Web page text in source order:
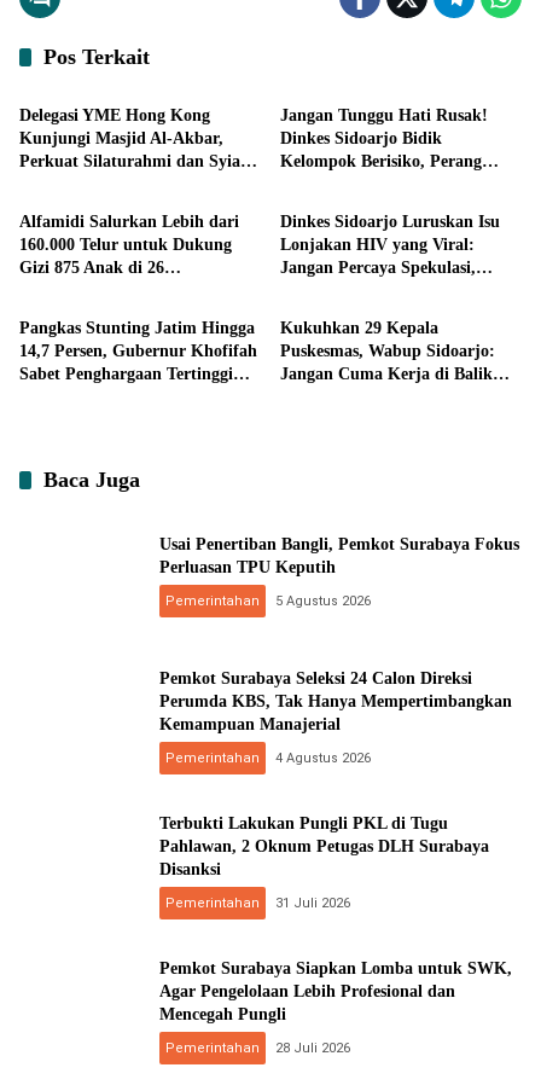
Pos Terkait
Headline
Delegasi YME Hong Kong
Kunjungi Masjid Al-Akbar,
Perkuat Silaturahmi dan Syiar
Jangan Tunggu Hati Rusak!
Dinkes Sidoarjo Bidik
Kelompok Berisiko, Perang
Ekonomi
Alfamidi Salurkan Lebih dari
160.000 Telur untuk Dukung
Gizi 875 Anak di 26
Headline
Dinkes Sidoarjo Luruskan Isu
Lonjakan HIV yang Viral:
Jangan Percaya Spekulasi,
Headline
Pangkas Stunting Jatim Hingga
14,7 Persen, Gubernur Khofifah
Sabet Penghargaan Tertinggi
Headline
Kukuhkan 29 Kepala
Puskesmas, Wabup Sidoarjo:
Jangan Cuma Kerja di Balik
Baca Juga
Usai Penertiban Bangli, Pemkot Surabaya Fokus
Perluasan TPU Keputih
Pemerintahan 5 Agustus 2026
Pemkot Surabaya Seleksi 24 Calon Direksi
Perumda KBS, Tak Hanya Mempertimbangkan
Kemampuan Manajerial
Pemerintahan 4 Agustus 2026
Terbukti Lakukan Pungli PKL di Tugu
Pahlawan, 2 Oknum Petugas DLH Surabaya
Disanksi
Pemerintahan 31 Juli 2026
Pemkot Surabaya Siapkan Lomba untuk SWK,
Agar Pengelolaan Lebih Profesional dan
Mencegah Pungli
Pemerintahan 28 Juli 2026